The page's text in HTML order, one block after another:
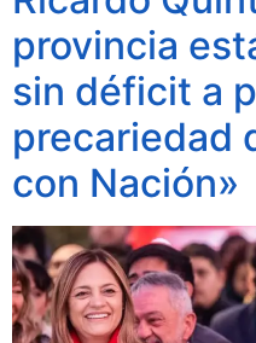
provincia
sin déficit a
precariedad
con Nación»